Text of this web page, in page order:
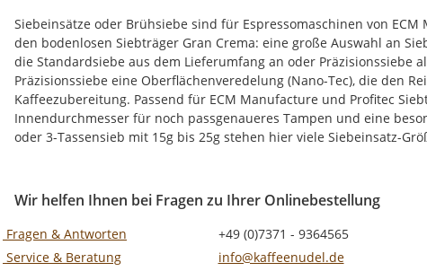
Siebeinsätze oder Brühsiebe sind für Espressomaschinen von
den bodenlosen Siebträger Gran Crema: eine große Auswahl an
die Standardsiebe aus dem Lieferumfang an oder Präzisionssiebe
Präzisionssiebe eine Oberflächenveredelung (Nano-Tec), die den
Kaffeezubereitung. Passend für ECM Manufacture und Profitec
Innendurchmesser für noch passgenaueres Tampen und eine
oder 3-Tassensieb mit 15g bis 25g stehen hier viele Siebeinsatz-
Wir helfen Ihnen bei Fragen zu Ihrer Onlinebestellung
Fragen & Antworten
Service & Beratung
+49 (0)7371 - 9364565
info@kaffeenudel.de